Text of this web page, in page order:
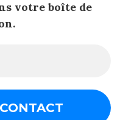
votre boîte de